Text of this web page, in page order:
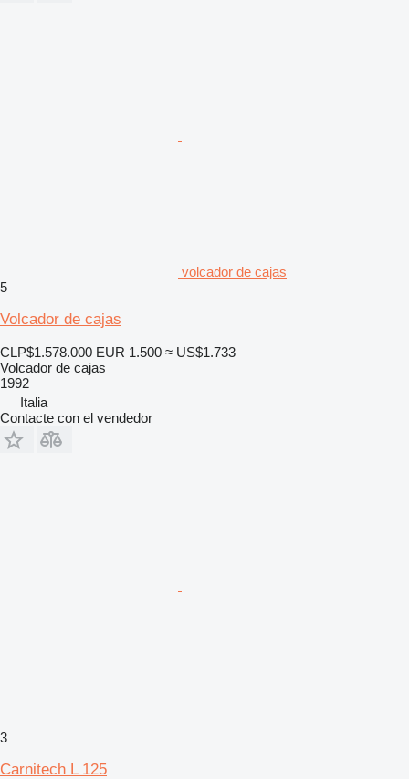
volcador de cajas
5
Volcador de cajas
CLP$1.578.000 EUR 1.500 ≈ US$1.733
Volcador de cajas
1992
Italia
Contacte con el vendedor
3
Carnitech L 125